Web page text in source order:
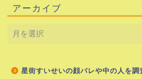
アーカイブ
星街すいせいの顔バレや中の人を調